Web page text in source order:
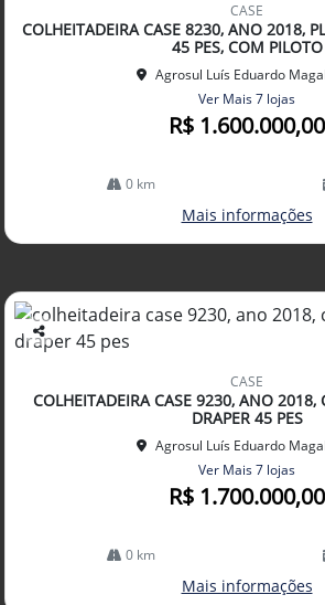
arti
lhe
CASE
COLHEITADEIRA CASE 8230, ANO 2018,
45 PES, COM PILOTO
Agrosul Luís Eduardo
Ver Mais 7 lojas
R$ 1.600.000,00
0 km
Mais informações
Co
arti
lhe
CASE
COLHEITADEIRA CASE 9230, ANO 2018,
DRAPER 45 PES
Agrosul Luís Eduardo
Ver Mais 7 lojas
R$ 1.700.000,00
0 km
Mais informações